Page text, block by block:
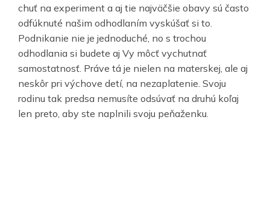
chuť na experiment a aj tie najväčšie obavy sú často
odfúknuté našim odhodlaním vyskúšať si to.
Podnikanie nie je jednoduché, no s trochou
odhodlania si budete aj Vy môcť vychutnať
samostatnosť. Práve tá je nielen na materskej, ale aj
neskôr pri výchove detí, na nezaplatenie. Svoju
rodinu tak predsa nemusíte odsúvať na druhú koľaj
len preto, aby ste naplnili svoju peňaženku.